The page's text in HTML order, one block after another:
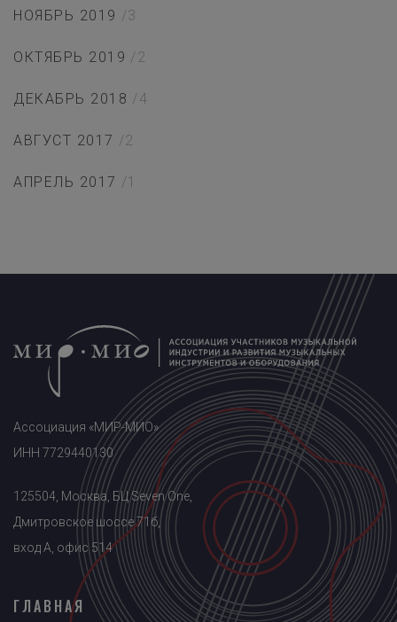
НОЯБРЬ 2019 /3
ОКТЯБРЬ 2019 /2
ДЕКАБРЬ 2018 /4
АВГУСТ 2017 /2
АПРЕЛЬ 2017 /1
Ассоциация «МИР-МИО»
ИНН 7729440130
125504, Москва, БЦ Seven One,
Дмитровское шоссе 71б,
вход A, офис 514
ГЛАВНАЯ